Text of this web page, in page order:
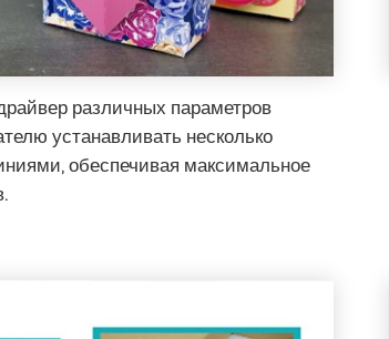
различных параметров
устанавливать несколько
обеспечивая максимальное